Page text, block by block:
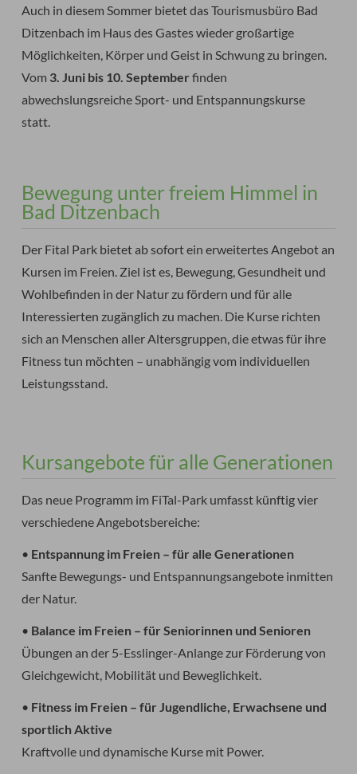
Auch in diesem Sommer bietet das Tourismusbüro Bad
Ditzenbach im Haus des Gastes wieder großartige
Möglichkeiten, Körper und Geist in Schwung zu bringen.
Vom 3. Juni bis 10. September finden
abwechslungsreiche Sport- und Entspannungskurse
statt.
Bewegung unter freiem Himmel in
Bad Ditzenbach
Der Fital Park bietet ab sofort ein erweitertes Angebot an
Kursen im Freien. Ziel ist es, Bewegung, Gesundheit und
Wohlbefinden in der Natur zu fördern und für alle
Interessierten zugänglich zu machen. Die Kurse richten
sich an Menschen aller Altersgruppen, die etwas für ihre
Fitness tun möchten – unabhängig vom individuellen
Leistungsstand.
Kursangebote für alle Generationen
Das neue Programm im FiTal-Park umfasst künftig vier
verschiedene Angebotsbereiche:
• Entspannung im Freien – für alle Generationen
Sanfte Bewegungs- und Entspannungsangebote inmitten
der Natur.
• Balance im Freien – für Seniorinnen und Senioren
Übungen an der 5-Esslinger-Anlange zur Förderung von
Gleichgewicht, Mobilität und Beweglichkeit.
• Fitness im Freien – für Jugendliche, Erwachsene und
sportlich Aktive
Kraftvolle und dynamische Kurse mit Power.